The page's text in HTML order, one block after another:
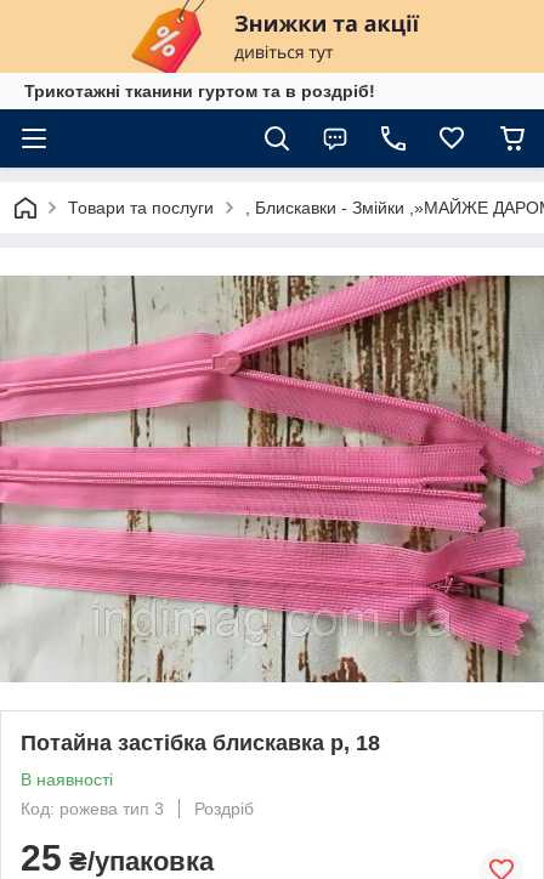
Трикотажні тканини гуртом та в роздріб!
Товари та послуги , Блискавки - Змійки ,»МАЙЖЕ
Потайна застібка блискавка р, 18
В наявності
Код: рожева тип 3
Роздріб
25 ₴/упаковка